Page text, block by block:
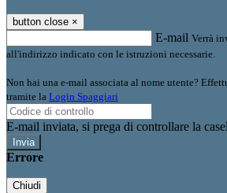
button close ×
E-mail Verrà
all'indirizzo indicato con le istruzioni necessarie.
Non hai una e-mail associata al nome utente?
tramite la Login Spaggiari
E-mail inviata, si prega di controllare la
Errore
Chiudi